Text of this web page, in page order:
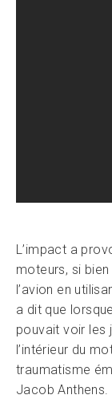
L’impact a
moteurs, si
l’avion en
a dit que
pouvait voir les
l’intérieur du
traumatisme
Jacob Anthens.